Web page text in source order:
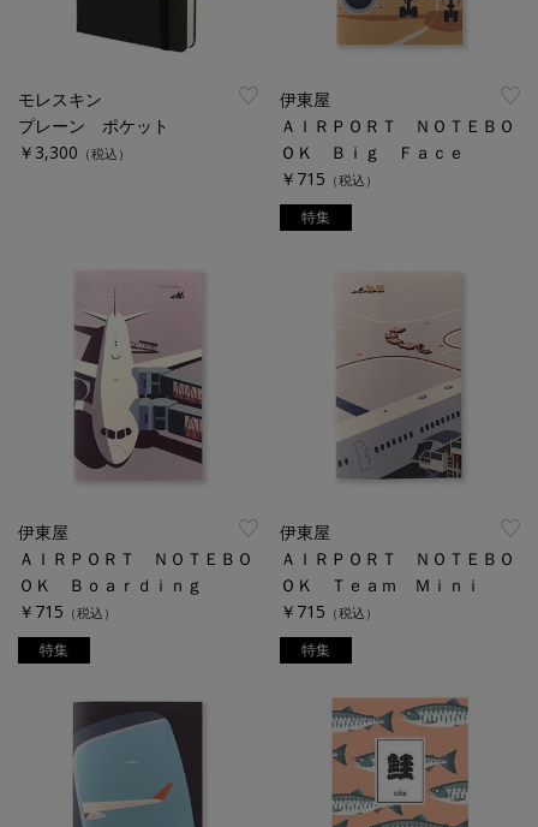
モレスキン
プレーン ポケット
￥3,300 （税込）
伊東屋
ＡＩＲＰＯＲＴ ＮＯＴＥＢＯ
ＯＫ Ｂｉｇ Ｆａｃｅ
￥715 （税込）
特集
伊東屋
ＡＩＲＰＯＲＴ ＮＯＴＥＢＯ
ＯＫ Ｂｏａｒｄｉｎｇ
￥715 （税込）
特集
伊東屋
ＡＩＲＰＯＲＴ ＮＯＴＥＢＯ
ＯＫ Ｔｅａｍ Ｍｉｎｉ
￥715 （税込）
特集